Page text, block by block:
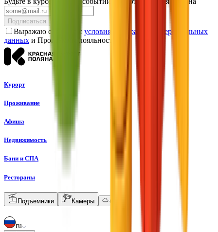
Подписаться
Выражаю согласие с условиями обработки Персональных
данных и Программы лояльности
Курорт
Проживание
Афиша
Недвижимость
Бани и СПА
Рестораны
Подъемники Камеры +
ru